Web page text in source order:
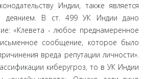
Индии, также явля­ется
деянием. В ст. 499 УК Индии дано
«Клевета - любое преднамеренное
сообщение, которое было
вреда репутации лично­сти».
киберугроз, то в УК Индии